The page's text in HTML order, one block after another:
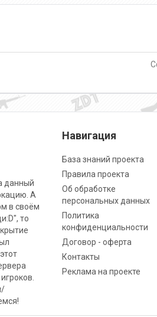
данный
А
в своём
то
Навигация
База знаний проекта
Правила проекта
Об обработке
персональных данных
Политика
конфиденциальности
Договор - оферта
Контакты
Реклама на проекте